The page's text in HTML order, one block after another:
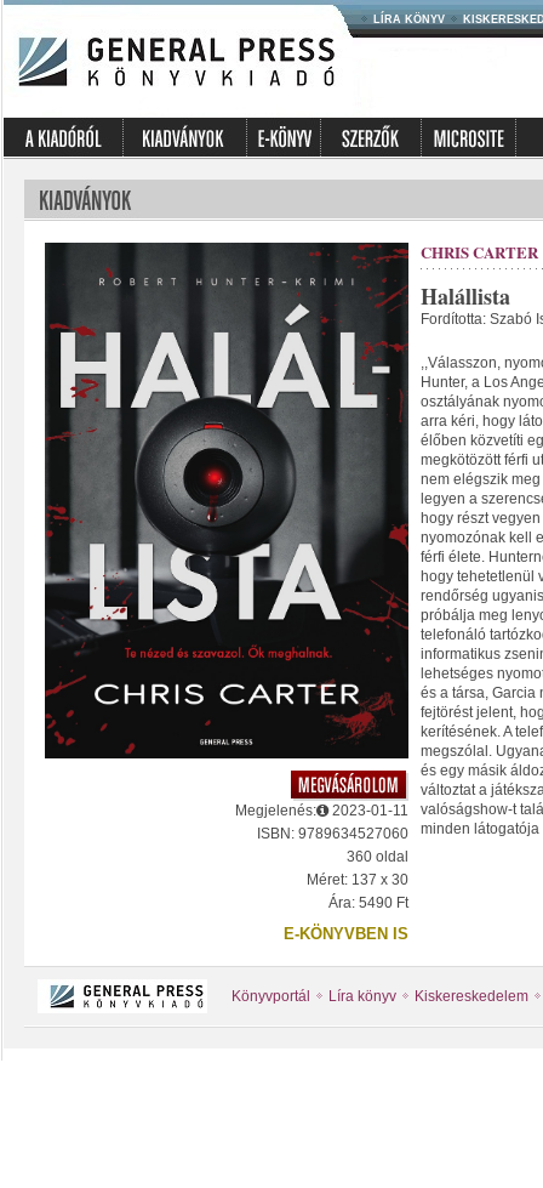
LÍRA KÖNYV
Megjelenés:
2023-01-11
ISBN: 9789634527060
360 oldal
Méret: 137 x 30
Ára: 5490 Ft
E-KÖNYVBEN IS
CHRIS CARTER
Halállista
Fordította: Szabó
,,Válasszon,
Hunter, a Los
osztályának
arra kéri, hogy
élőben közvetíti
megkötözött férfi
nem elégszik
legyen a
hogy részt
nyomozónak kell
férfi élete.
hogy tehetetlenül
rendőrség
próbálja meg
telefonáló
informatikus
lehetséges
és a társa, Garcia
fejtörést jelent,
kerítésének. A
megszólal.
és egy másik
változtat a
valóságshow-t
minden látogatója
Könyvportál Líra könyv Kiskereskedelem